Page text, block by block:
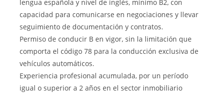
lengua española y nivel de inglés, mínimo B2, con
capacidad para comunicarse en negociaciones y llevar
seguimiento de documentación y contratos.
Permiso de conducir B en vigor, sin la limitación que
comporta el código 78 para la conducción exclusiva de
vehículos automáticos.
Experiencia profesional acumulada, por un período
igual o superior a 2 años en el sector inmobiliario